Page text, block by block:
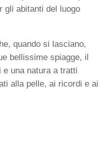
gli abitanti del luogo
quando si lasciano,
bellissime spiagge, il
una natura a tratti
alla pelle, ai ricordi e ai